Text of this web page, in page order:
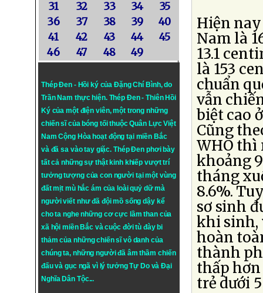
31
32 33 34
35
36
37 38 39
40
41
42 43 44
45
46
47 48 49
Thép Đen - Hồi ký của Đặng Chí Bình, do
Trần Nam thực hiện. Thép Đen- Thiên Hồi
Ký của một điện viên, một trong những
chiến sĩ của bóng tối thuộc Quân Lực Việt
Nam Cộng Hòa hoạt động tại miền Bắc
và đã sa vào tay giặc. Thép Đen phơi bày
tất cả những sự thật kinh khiếp vượt trí
tưởng tượng của con người tại một vùng
đất mịt mù hắc ám của loài quỷ dữ mà
người viết như đã đội mồ sống dậy kể
cho ta nghe những cơ cực lầm than của
xã hội miền Bắc và cuộc đời tù đày bi
thảm của những chiến sĩ vô danh của
chúng ta, những người đã âm thầm chiến
đấu và gục ngã vì lý tưởngTự DovàĐại
Nghĩa Dân Tộc...
Hiện
Nam là
13.1
là 153
chuẩn
vẫn
biệt cao
Cũng
WHO thì
khoảng
tháng
8.6%.
sơ sinh
khi sinh,
hoàn
thành
thấp
trẻ dưới